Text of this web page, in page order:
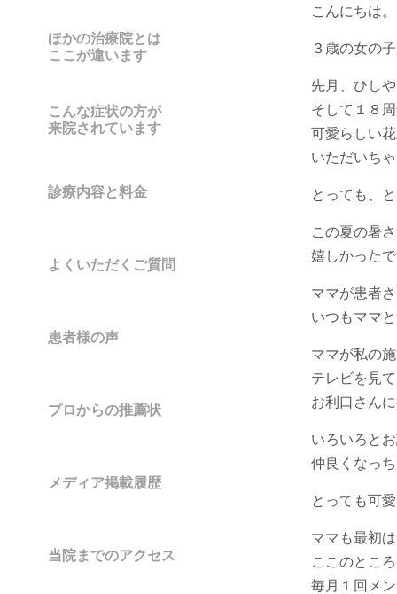
こんにちは。
３歳の女の
先月、ひし
そして１８
可愛らしい
いただいち
とっても、
この夏の暑
嬉しかった
ママが患者
いつもママ
ママが私の
テレビを見て
お利口さん
いろいろと
仲良くなっ
とっても可
ママも最初
ここのとこ
毎月１回メ
ほかの治療院とは
ここが違います
こんな症状の方が
来院されています
診療内容と料金
よくいただくご質問
患者様の声
プロからの推薦状
メディア掲載履歴
当院までのアクセス